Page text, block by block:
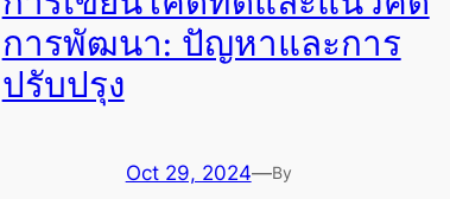
การพัฒนา: ปัญหาและการ
ปรับปรุง
Oct 29, 2024—By